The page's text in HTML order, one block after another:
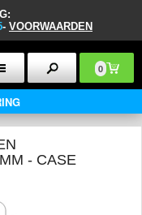
- VOORWAARDEN
0
- CASE